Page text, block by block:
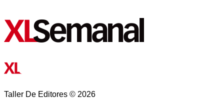
Taller De Editores © 2026